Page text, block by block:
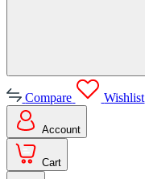
Compare Wishlist
Account
Cart